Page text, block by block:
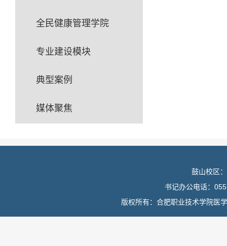
全民健康管理学院
专业建设模块
典型案例
媒体聚焦
鼓山校区
书记办公电话：
版权所有：合肥职业技术学院